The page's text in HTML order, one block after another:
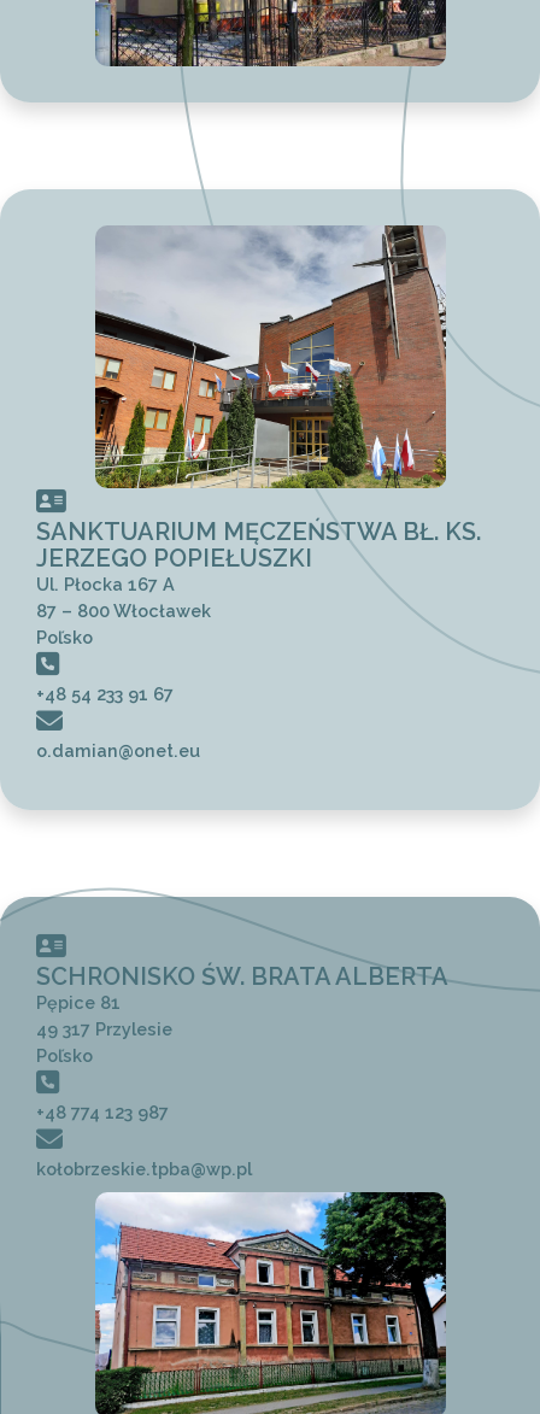
SANKTUARIUM MĘCZEŃSTWA BŁ. KS.
JERZEGO POPIEŁUSZKI
Ul. Płocka 167 A
87 – 800 Włocławek
Poľsko
+48 54 233 91 67
o.damian@onet.eu
SCHRONISKO ŚW. BRATA ALBERTA
Pępice 81
49 317 Przylesie
Poľsko
+48 774 123 987
kołobrzeskie.tpba@wp.pl